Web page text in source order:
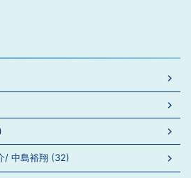
/ 中島裕翔 (32)